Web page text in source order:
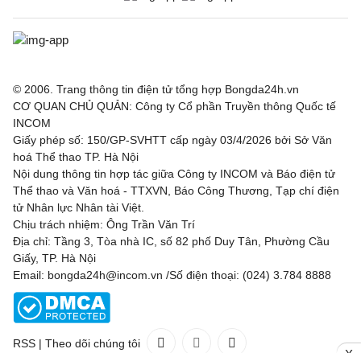
© 2006. Trang thông tin điện tử tổng hợp Bongda24h.vn
CƠ QUAN CHỦ QUẢN: Công ty Cổ phần Truyền thông Quốc tế
INCOM
Giấy phép số: 150/GP-SVHTT cấp ngày 03/4/2026 bởi Sở Văn
hoá Thể thao TP. Hà Nội
Nội dung thông tin hợp tác giữa Công ty INCOM và Báo điện tử
Thể thao và Văn hoá - TTXVN, Báo Công Thương, Tạp chí điện
tử Nhân lực Nhân tài Việt.
Chịu trách nhiệm: Ông Trần Văn Trí
Địa chỉ: Tầng 3, Tòa nhà IC, số 82 phố Duy Tân, Phường Cầu
Giấy, TP. Hà Nội
Email: bongda24h@incom.vn /Số điện thoại: (024) 3.784 8888
RSS | Theo dõi chúng tôi